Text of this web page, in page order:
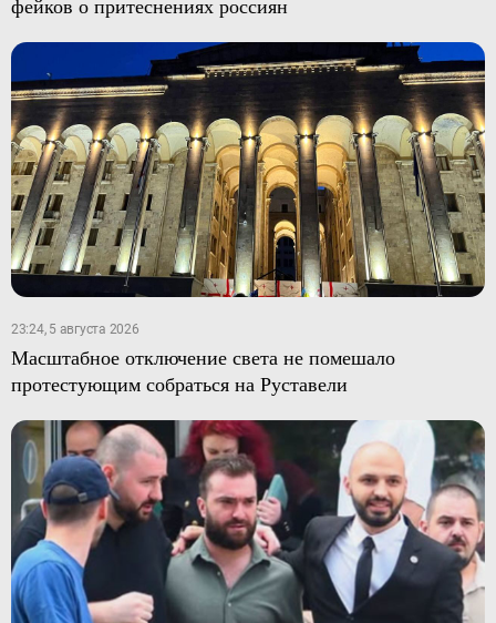
фейков о притеснениях россиян
23:24, 5 августа 2026
Масштабное отключение света не помешало
протестующим собраться на Руставели